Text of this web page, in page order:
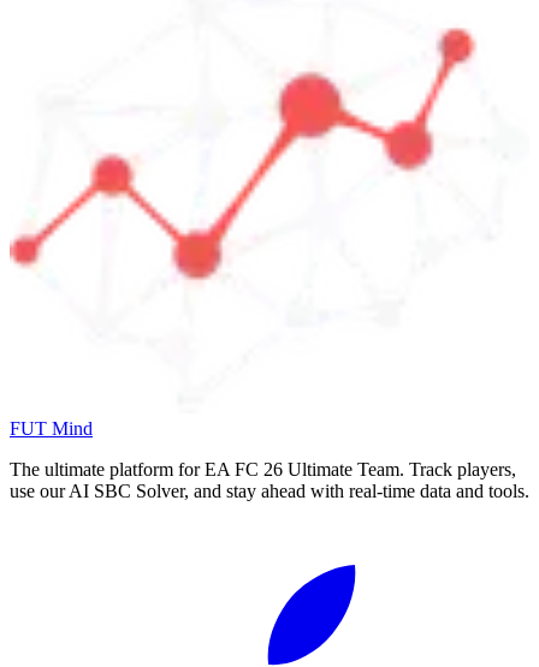
FUT Mind
The ultimate platform for EA FC 26 Ultimate Team. Track players,
use our AI SBC Solver, and stay ahead with real-time data and tools.